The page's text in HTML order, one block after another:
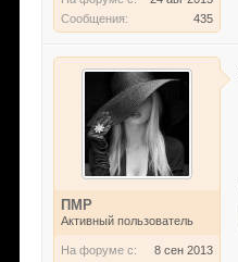
Сообщения:
435
ПМР
Активный пользователь
На форуме с:
8 сен 2013